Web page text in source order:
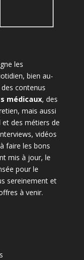
les
bien au-
contenus
médicaux, des
mais aussi
et des métiers de
vidéos
faire les bons
mis à jour, le
pour le
sereinement et
à venir.